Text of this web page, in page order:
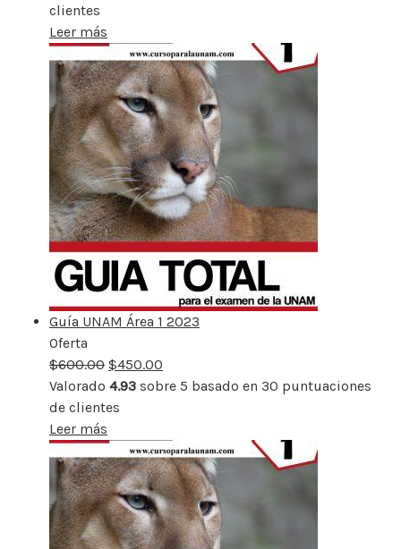
clientes
Leer más
Guía UNAM Área 1 2023
Oferta
rebajado
$600.00 $450.00
Valorado 4.93 sobre 5 basado en 30 puntuaciones
de clientes
Leer más